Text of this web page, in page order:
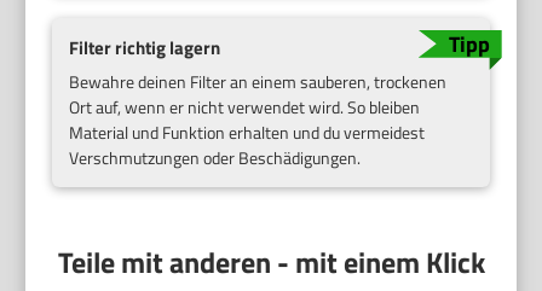
Filter richtig lagern
Bewahre deinen Filter an einem sauberen, trockenen
Ort auf, wenn er nicht verwendet wird. So bleiben
Material und Funktion erhalten und du vermeidest
Verschmutzungen oder Beschädigungen.